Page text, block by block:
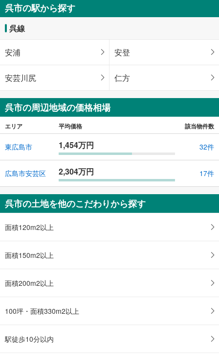
呉市の駅から探す
呉線
安浦 安登
安芸川尻 仁方
呉市の周辺地域の価格相場
エリア 平均価格 該当物件数
東広島市 1,454万円 32件
広島市安芸区 2,304万円 17件
呉市の土地を他のこだわりから探す
面積120m2以上
面積150m2以上
面積200m2以上
100坪・面積330m2以上
駅徒歩10分以内